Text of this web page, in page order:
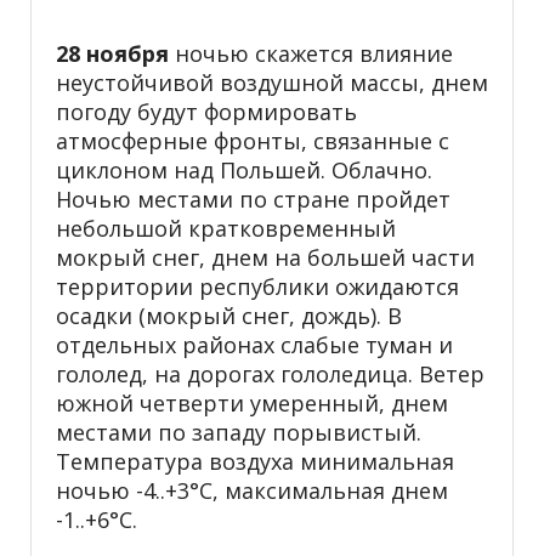
28 ноября ночью скажется влияние
неустойчивой воздушной массы, днем
погоду будут формировать
атмосферные фронты, связанные с
циклоном над Польшей. Облачно.
Ночью местами по стране пройдет
небольшой кратковременный
мокрый снег, днем на большей части
территории республики ожидаются
осадки (мокрый снег, дождь). В
отдельных районах слабые туман и
гололед, на дорогах гололедица. Ветер
южной четверти умеренный, днем
местами по западу порывистый.
Температура воздуха минимальная
ночью -4..+3°С, максимальная днем
-1..+6°С.